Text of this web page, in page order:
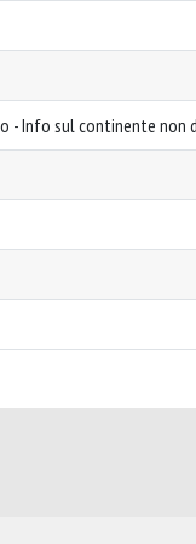
- Info sul continente non